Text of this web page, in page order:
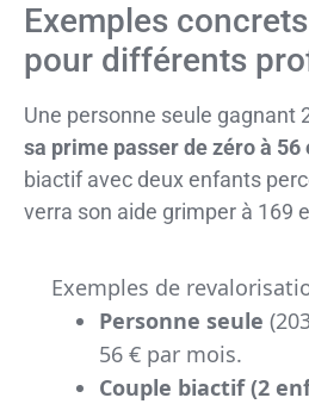
Exemples
pour différents
Une personne seule gagnant
sa prime passer de zéro à 56
biactif avec deux enfants
verra son aide grimper à 169
Exemples de
Personne seule
56 € par mois.
Couple biactif (2